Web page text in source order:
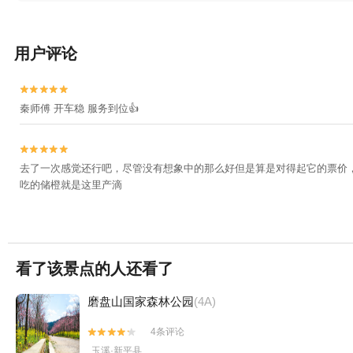
用户评论


秦师傅 开车稳 服务到位👍


去了一次感觉还行吧，尽管没有想象中的那么好但是算是对得起它的票
吃的储橙就是这里产滴
看了该景点的人还看了
磨盘山国家森林公园(4A)


4条评论
玉溪·新平县